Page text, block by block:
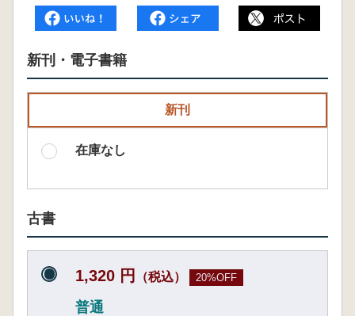
新刊・電子書籍
新刊
在庫なし
古書
1,320 円 （税込） 20%OFF
普通